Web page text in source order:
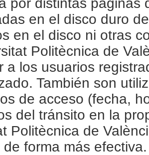
en el disco duro
en el disco ni otras
Politècnica de
a los usuarios
También son
de acceso (fecha,
del tránsito en la
Politècnica de
forma más efectiva.